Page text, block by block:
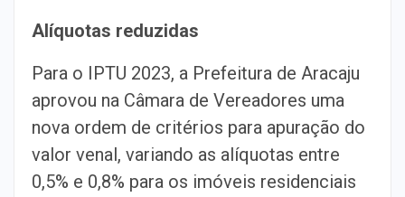
Alíquotas reduzidas
Para o IPTU 2023, a Prefeitura de Aracaju
aprovou na Câmara de Vereadores uma
nova ordem de critérios para apuração do
valor venal, variando as alíquotas entre
0,5% e 0,8% para os imóveis residenciais